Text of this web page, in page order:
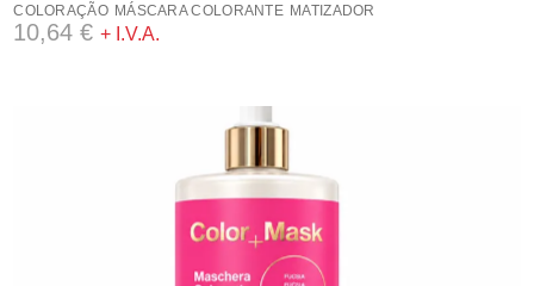
COLORAÇÃO MÁSCARA COLORANTE MATIZADOR
10,64€ + I.V.A.